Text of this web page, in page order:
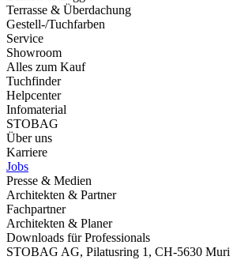
Terrasse & Überdachung
Gestell-/Tuchfarben
Service
Showroom
Alles zum Kauf
Tuchfinder
Helpcenter
Infomaterial
STOBAG
Über uns
Karriere
Jobs
Presse & Medien
Architekten & Partner
Fachpartner
Architekten & Planer
Downloads für Professionals
STOBAG AG, Pilatusring 1, CH-5630 Muri